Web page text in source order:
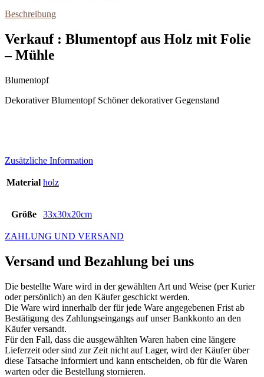
Beschreibung
Verkauf : Blumentopf aus Holz mit Folie
– Mühle
Blumentopf
Dekorativer Blumentopf Schöner dekorativer Gegenstand
Zusätzliche Information
Material holz
Größe 33x30x20cm
ZAHLUNG UND VERSAND
Versand und Bezahlung bei uns
Die bestellte Ware wird in der gewählten Art und Weise (per Kurier
oder persönlich) an den Käufer geschickt werden.
Die Ware wird innerhalb der für jede Ware angegebenen Frist ab
Bestätigung des Zahlungseingangs auf unser Bankkonto an den
Käufer versandt.
Für den Fall, dass die ausgewählten Waren haben eine längere
Lieferzeit oder sind zur Zeit nicht auf Lager, wird der Käufer über
diese Tatsache informiert und kann entscheiden, ob für die Waren
warten oder die Bestellung stornieren.